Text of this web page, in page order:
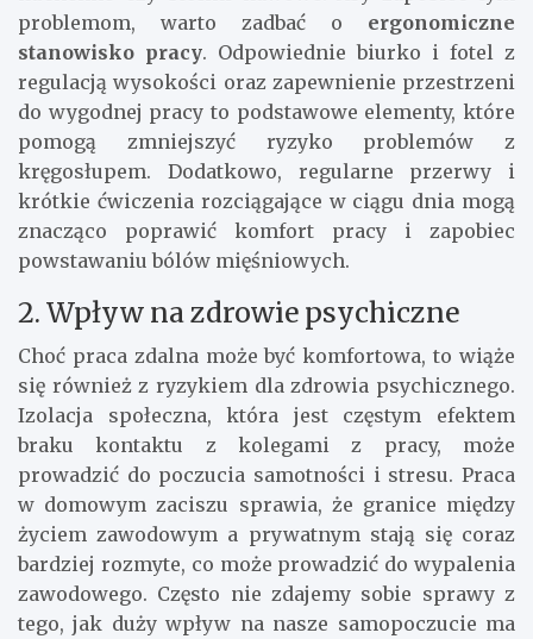
problemom, warto zadbać o ergonomiczne
stanowisko pracy. Odpowiednie biurko i fotel z
regulacją wysokości oraz zapewnienie przestrzeni
do wygodnej pracy to podstawowe elementy, które
pomogą zmniejszyć ryzyko problemów z
kręgosłupem. Dodatkowo, regularne przerwy i
krótkie ćwiczenia rozciągające w ciągu dnia mogą
znacząco poprawić komfort pracy i zapobiec
powstawaniu bólów mięśniowych.
2. Wpływ na zdrowie psychiczne
Choć praca zdalna może być komfortowa, to wiąże
się również z ryzykiem dla zdrowia psychicznego.
Izolacja społeczna, która jest częstym efektem
braku kontaktu z kolegami z pracy, może
prowadzić do poczucia samotności i stresu. Praca
w domowym zaciszu sprawia, że granice między
życiem zawodowym a prywatnym stają się coraz
bardziej rozmyte, co może prowadzić do wypalenia
zawodowego. Często nie zdajemy sobie sprawy z
tego, jak duży wpływ na nasze samopoczucie ma